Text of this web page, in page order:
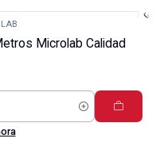
Microlab Calidad